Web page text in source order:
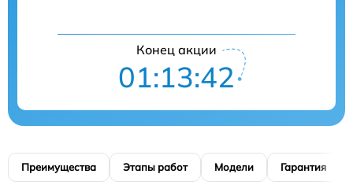
Конец акции
01:13:41
Преимущества Этапы работ Модели Гарантия